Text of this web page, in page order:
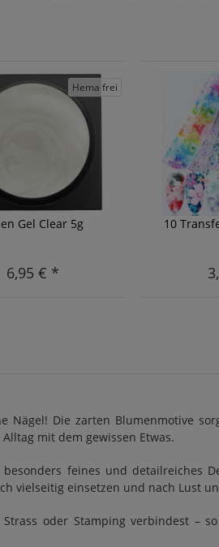
Hema frei
Gel Clear 5g
6,95 € *
10
Nägel! Die zarten Blumenmotive
mit dem gewissen Etwas.
feines und detailreiches
vielseitig einsetzen und nach Lust
oder Stamping verbindest –